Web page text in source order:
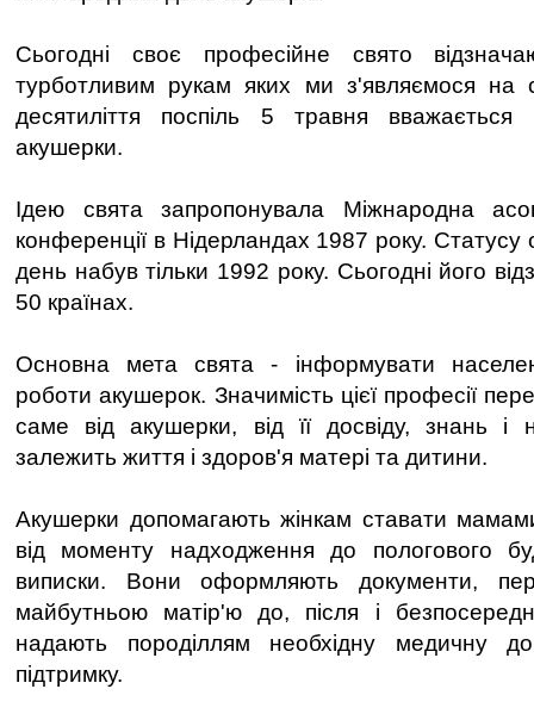
Сьогодні своє професійне свято
турботливим рукам яких ми з'являємося на
десятиліття поспіль 5 травня
акушерки.
Ідею свята запропонувала Міжнародна
конференції в Нідерландах 1987 року. Статусу
день набув тільки 1992 року. Сьогодні його
50 країнах.
Основна мета свята - інформувати
роботи акушерок. Значимість цієї професії
саме від акушерки, від її досвіду, знань і
залежить життя і здоров'я матері та дитини.
Акушерки допомагають жінкам ставати
від моменту надходження до пологового
виписки. Вони оформляють документи,
майбутньою матір'ю до, після і
надають породіллям необхідну медичну
підтримку.